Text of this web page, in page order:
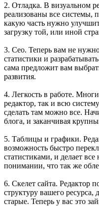
2. Отладка. В визуальном
реализованы все системы,
какую часть нужно
загрузку той, или иной
3. Сео. Теперь вам не
статистики и
сама предложит вам
развития.
4. Легкость в работе.
редактор, так и всю
сделать там можно все.
блога, и заканчивая
5. Таблицы и графики.
возможность быстро
статистиками, и делает
понимании, что так же
6. Скелет сайта. Редактор
структуру вашего ресурса,
старые. Теперь у вас это